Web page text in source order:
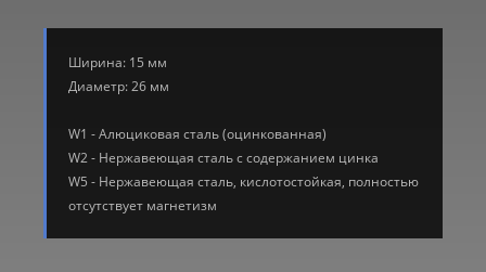
Ширина: 15 мм
Диаметр: 26 мм
W1 - Алюциковая сталь (оцинкованная)
W2 - Нержавеющая сталь с содержанием цинка
W5 - Нержавеющая сталь, кислотостойкая, полностью
отсутствует магнетизм